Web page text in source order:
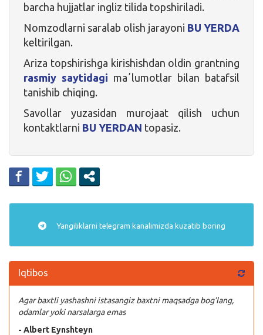
barcha hujjatlar ingliz tilida topshiriladi.
Nomzodlarni saralab olish jarayoni BU YERDA
keltirilgan.
Ariza topshirishga kirishishdan oldin grantning
rasmiy saytidagi maʼlumotlar bilan batafsil
tanishib chiqing.
Savollar yuzasidan murojaat qilish uchun
kontaktlarni BU YERDAN topasiz.
Yangiliklarni telegram kanalimizda kuzatib boring
Iqtibos
Agar baxtli yashashni istasangiz baxtni maqsadga bog’lang,
odamlar yoki narsalarga emas
- Albert Eynshteyn